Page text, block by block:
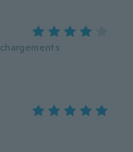
chargements